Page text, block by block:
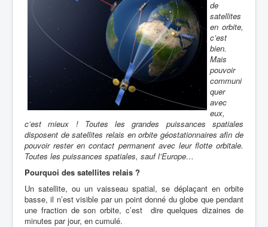
de
satellites
en orbite,
c’est
bien.
Mais
pouvoir
communi
quer
avec
eux,
c’est mieux ! Toutes les grandes puissances spatiales
disposent de satellites relais en orbite géostationnaires afin de
pouvoir rester en contact permanent avec leur flotte orbitale.
Toutes les puissances spatiales, sauf l’Europe…
Pourquoi des satellites relais ?
Un satellite, ou un vaisseau spatial, se déplaçant en orbite
basse, il n’est visible par un point donné du globe que pendant
une fraction de son orbite, c’est dire quelques dizaines de
minutes par jour, en cumulé.